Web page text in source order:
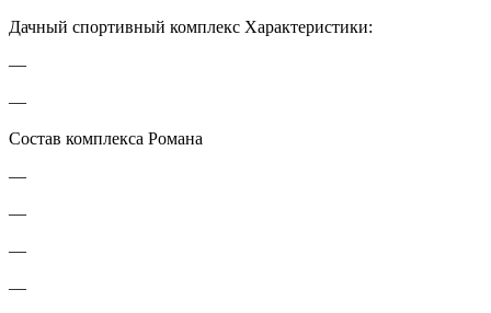
Дачный спортивный комплекс Характеристики:
—
—
Состав комплекса Романа
—
—
—
—